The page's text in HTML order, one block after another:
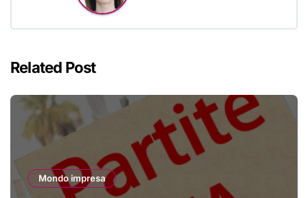
Related Post
Mondo impresa